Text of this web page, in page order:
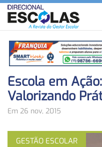
Escola em
Valorizando
Em 26 nov, 2015
GESTÃO ESCOLAR